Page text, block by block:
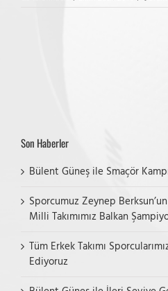
Son Haberler
Bülent Güneş ile Smaçör
Sporcumuz Zeynep
Milli Takımımız Balkan
Tüm Erkek Takımı
Ediyoruz